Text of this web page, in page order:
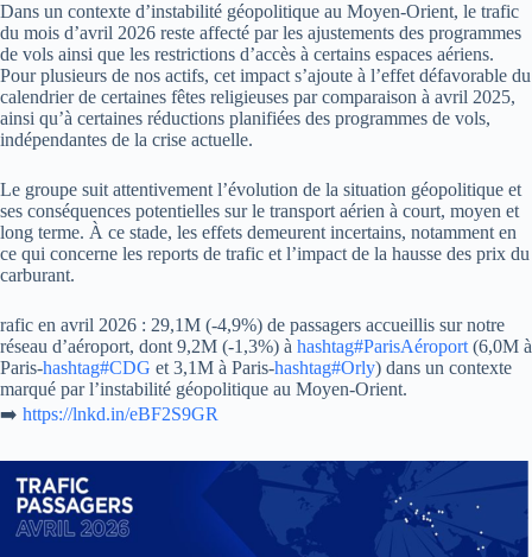
Dans un contexte d’instabilité géopolitique au Moyen-Orient, le trafic
du mois d’avril 2026 reste affecté par les ajustements des programmes
de vols ainsi que les restrictions d’accès à certains espaces aériens.
Pour plusieurs de nos actifs, cet impact s’ajoute à l’effet défavorable du
calendrier de certaines fêtes religieuses par comparaison à avril 2025,
ainsi qu’à certaines réductions planifiées des programmes de vols,
indépendantes de la crise actuelle.
Le groupe suit attentivement l’évolution de la situation géopolitique et
ses conséquences potentielles sur le transport aérien à court, moyen et
long terme. À ce stade, les effets demeurent incertains, notamment en
ce qui concerne les reports de trafic et l’impact de la hausse des prix du
carburant.
rafic en avril 2026 : 29,1M (-4,9%) de passagers accueillis sur notre
réseau d’aéroport, dont 9,2M (-1,3%) à hashtag#ParisAéroport (6,0M à
Paris-hashtag#CDG et 3,1M à Paris-hashtag#Orly) dans un contexte
marqué par l’instabilité géopolitique au Moyen-Orient.
➡️ https://lnkd.in/eBF2S9GR